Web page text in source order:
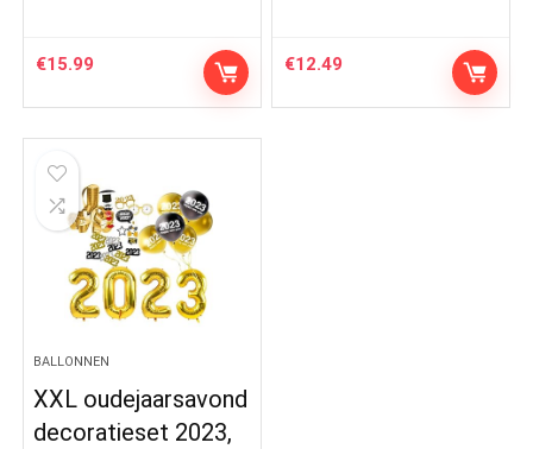
€15.99 €12.49
BALLONNEN
XXL oudejaarsavond
decoratieset 2023,